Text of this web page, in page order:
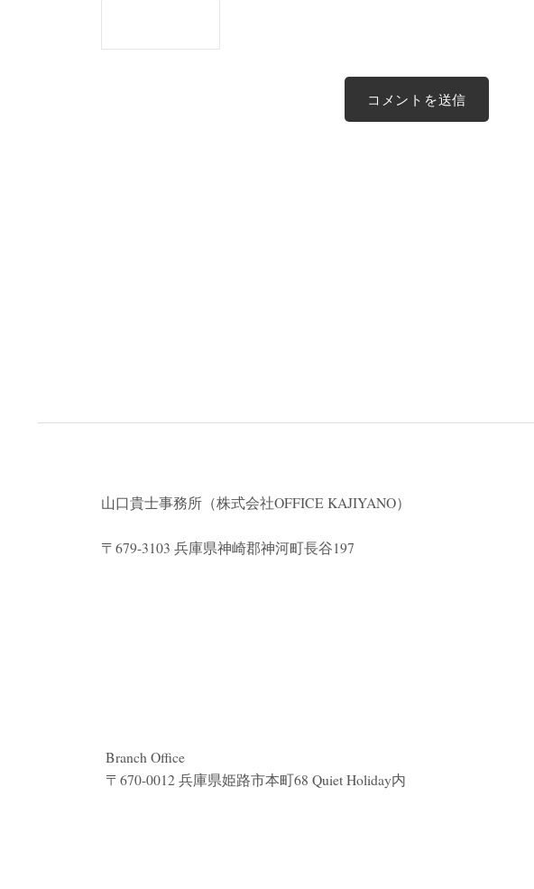
山口貴士事務所（株式会社OFFICE KAJIYANO）
〒679-3103 兵庫県神崎郡神河町長谷197
Branch Office
〒670-0012 兵庫県姫路市本町68 Quiet Holiday内